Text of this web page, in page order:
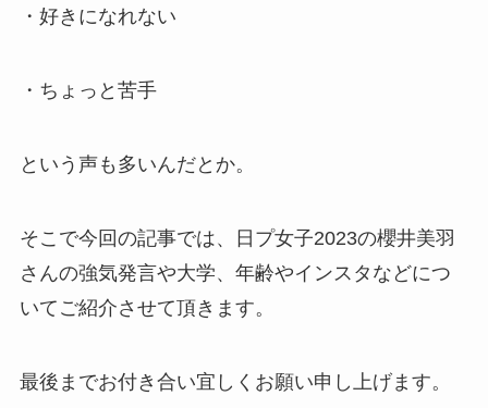
・好きになれない
・ちょっと苦手
という声も多いんだとか。
そこで今回の記事では、日プ女子2023の櫻井美羽
さんの強気発言や大学、年齢やインスタなどにつ
いてご紹介させて頂きます。
最後までお付き合い宜しくお願い申し上げます。